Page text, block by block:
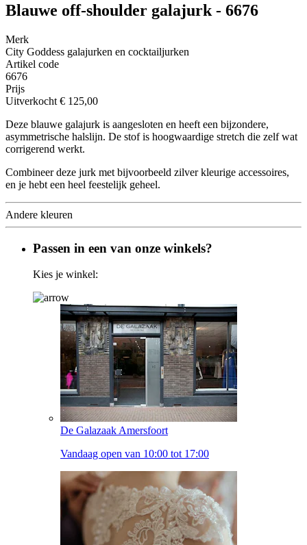
Blauwe off-shoulder galajurk - 6676
Merk
City Goddess galajurken en cocktailjurken
Artikel code
6676
Prijs
Uitverkocht € 125,00
Deze blauwe galajurk is aangesloten en heeft een bijzondere,
asymmetrische halslijn. De stof is hoogwaardige stretch die zelf wat
corrigerend werkt.
Combineer deze jurk met bijvoorbeeld zilver kleurige accessoires,
en je hebt een heel feestelijk geheel.
Andere kleuren
Passen in een van onze winkels?
Kies je winkel:
De Galazaak Amersfoort
Vandaag open van 10:00 tot 17:00